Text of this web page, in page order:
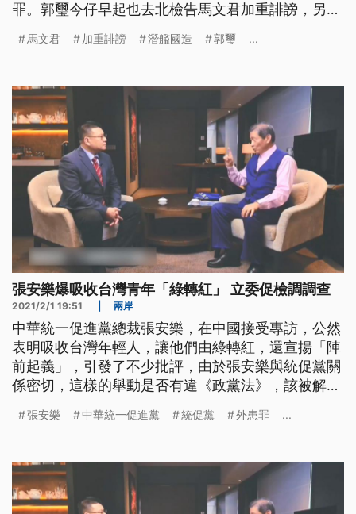
罪。郭璽今仔早起也去北檢告馬文君加重誹謗，另外
和調查局，已經依照外患罪，閣有國安法的洩密罪，
馬文君 加重誹謗 潛艦國造 郭璽 ...
張安樂爆吸收台灣青年「綠轉紅」 立委促檢調調查
2021/2/1 19:51 兩岸
中華統一促進黨總裁張安樂，在中國接受專訪，公然
表明吸收台灣年輕人，讓他們由綠轉紅，還宣揚「陣
前起義」，引發了不少批評，由於張安樂與統促黨關
係密切，這樣的舉動是否有違《政黨法》，該被解
安樂恐怕已經觸及「外患罪」。 中華統一促進黨總
訪，公然表明吸收中南部年輕人，讓他們由綠轉紅，
還認為若再繼續台獨，將面臨武力統一
張安樂 中華統一促進黨 統促黨 外患罪 ...